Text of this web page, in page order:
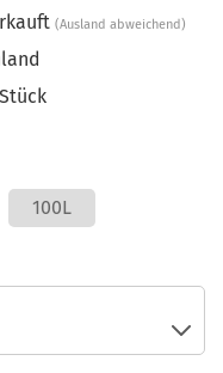
(Ausland abweichend)
100L